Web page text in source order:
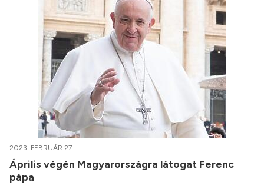
2023. FEBRUÁR 27.
Április végén Magyarországra látogat Ferenc
pápa